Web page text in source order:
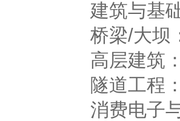
建筑与基
桥梁/大坝
高层建筑
隧道工程
消费电子